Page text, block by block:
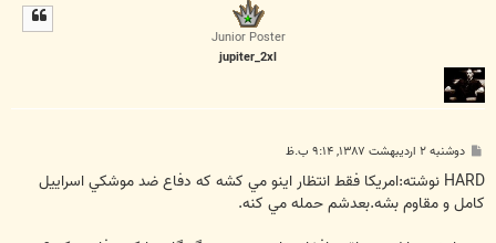
Junior Poster
jupiter_2xl
پ
ت
دوشنبه ۲ اردیبهشت ۱۳۸۷, ۹:۱۴ ب.ظ
HARD نوشته:امريکا فقط انتظار اينو مي کشه که دفاع ضد موشکي اسراييل
کامل و مقاوم بشه.بعدشم حمله مي کنه.